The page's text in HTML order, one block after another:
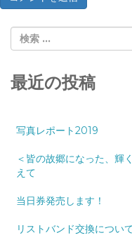
最近の投稿
写真レポート2019
＜皆の故郷になった、輝
えて
当日券発売します！
リストバンド交換につい